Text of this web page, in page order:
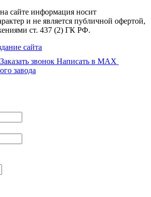
сайте информация носит
и не является публичной офертой,
ст. 437 (2) ГК РФ.
сайта
Заказать звонок Написать в MAX
завода